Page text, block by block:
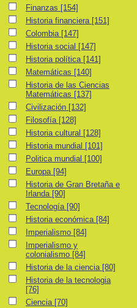
FinanzasFinanzas [154]
Historia financiera
Historia financiera [151]
ColombiaColombia [147]
Historia social
Historia social [147]
Historia política
Historia política [141]
Matemáticas
Matemáticas [140]
Historia de las Ciencias Matemáticas
Historia de las Ciencias
Matemáticas [137]
Civilización
Civilización [132]
FilosofíaFilosofía [128]
Historia cultural
Historia cultural [128]
Historia mundial
Historia mundial [101]
Politica mundial
Politica mundial [100]
EuropaEuropa [94]
Historia de Gran Bretaña e Irlanda
Historia de Gran Bretaña e
Irlanda [90]
Tecnología
Tecnología [90]
Historia económica
Historia económica [84]
Imperialismo
Imperialismo [84]
Imperialismo y colonialismo
Imperialismo y
colonialismo [84]
Historia de la ciencia
Historia de la ciencia [80]
Historia de la tecnologia
Historia de la tecnologia
[76]
CienciaCiencia [70]